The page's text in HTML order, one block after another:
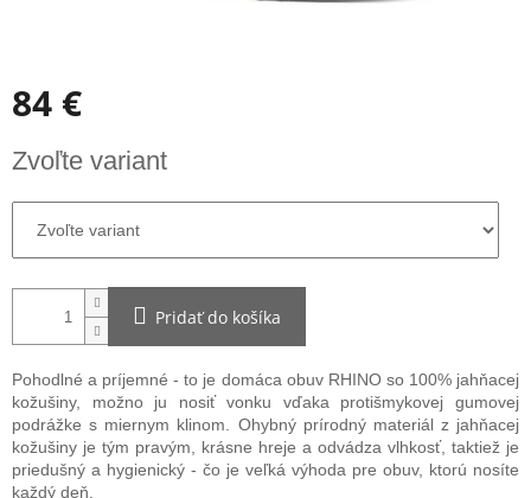
84 €
cena:
Zvoľte variant
Pridať do košíka
Pohodlné a príjemné - to je domáca obuv RHINO so 100% jahňacej
kožušiny, možno ju nosiť vonku vďaka protišmykovej gumovej
podrážke s miernym klinom. Ohybný prírodný materiál z jahňacej
kožušiny je tým pravým, krásne hreje a odvádza vlhkosť, taktiež je
priedušný a hygienický - čo je veľká výhoda pre obuv, ktorú nosíte
každý deň.